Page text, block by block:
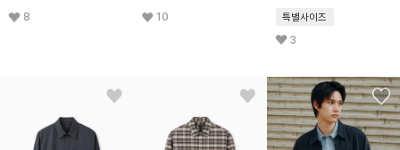
8 10 특별사이즈
3